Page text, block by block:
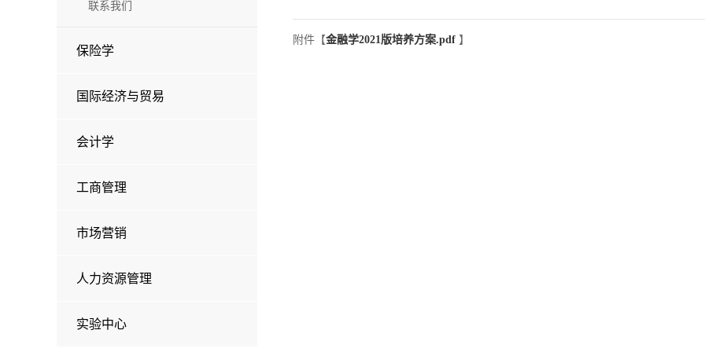
联系我们
保险学
国际经济与贸易
会计学
工商管理
市场营销
人力资源管理
实验中心
附件【金融学2021版培养方案.pdf 】